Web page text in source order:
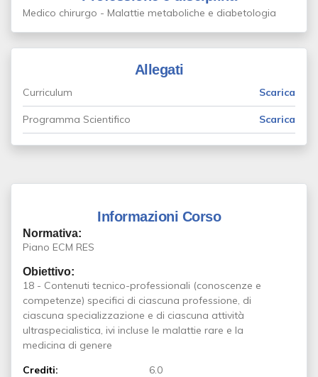
Medico chirurgo - Malattie metaboliche e diabetologia
Allegati
Curriculum Scarica
Programma Scientifico Scarica
Informazioni Corso
Normativa:
Piano ECM RES
Obiettivo:
18 - Contenuti tecnico-professionali (conoscenze e
competenze) specifici di ciascuna professione, di
ciascuna specializzazione e di ciascuna attività
ultraspecialistica, ivi incluse le malattie rare e la
medicina di genere
Crediti:
6.0